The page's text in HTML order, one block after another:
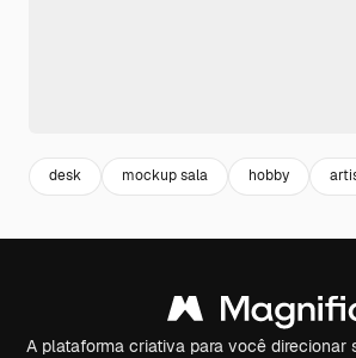
desk mockup sala hobby
A plataforma criativa para você direcionar